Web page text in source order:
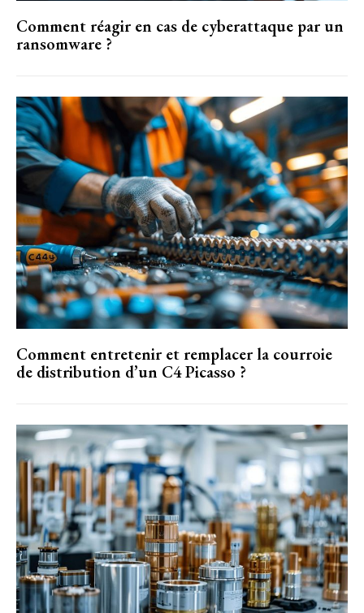
Comment réagir en cas de cyberattaque par un
ransomware ?
Comment entretenir et remplacer la courroie
de distribution d’un C4 Picasso ?